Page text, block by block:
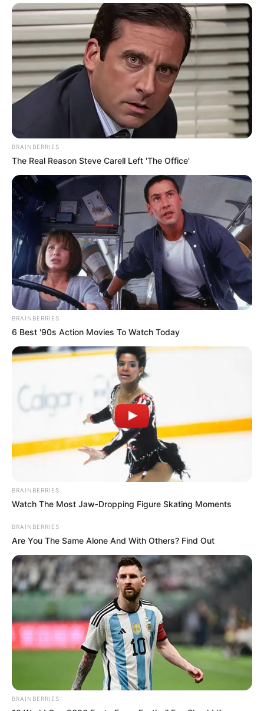
BRAINBERRIES
The Real Reason Steve Carell Left 'The Office'
BRAINBERRIES
6 Best '90s Action Movies To Watch Today
BRAINBERRIES
Watch The Most Jaw‑Dropping Figure Skating Moments
BRAINBERRIES
Are You The Same Alone And With Others? Find Out
BRAINBERRIES